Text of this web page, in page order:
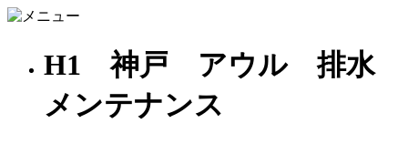
H1 神戸 アウル 排水
メンテナンス